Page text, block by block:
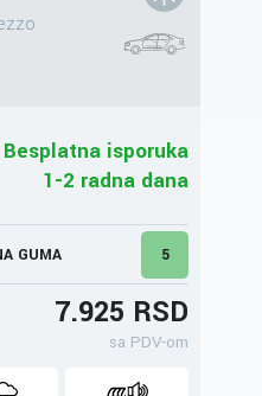
Besplatna isporuka
1-2 radna dana
GUMA 5
7.925 RSD
sa PDV-om